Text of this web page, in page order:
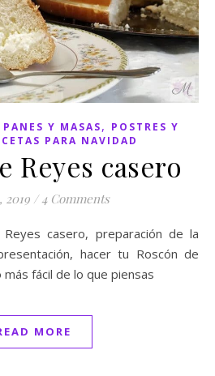
PANES Y MASAS, POSTRES Y
PARA NAVIDAD
Reyes casero
2019 / 4 Comments
hacer tu Roscón de
fácil de lo que piensas
MORE